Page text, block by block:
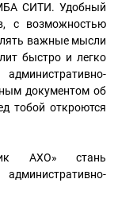
СИТИ. Удобный
с возможностью
важные мысли
быстро и легко
документом об
тобой откроются
АХО» стань